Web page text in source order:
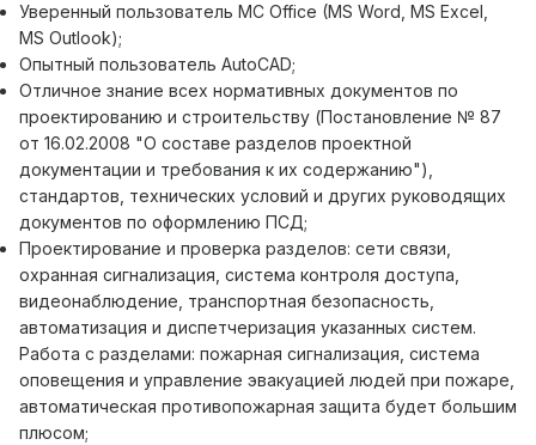
Уверенный пользователь MC Office (MS Word, MS Excel,
MS Outlook);
Опытный пользователь AutoCAD;
Отличное знание всех нормативных документов по
проектированию и строительству (Постановление № 87
от 16.02.2008 "О составе разделов проектной
документации и требования к их содержанию"),
стандартов, технических условий и других руководящих
документов по оформлению ПСД;
Проектирование и проверка разделов: сети связи,
охранная сигнализация, система контроля доступа,
видеонаблюдение, транспортная безопасность,
автоматизация и диспетчеризация указанных систем.
Работа с разделами: пожарная сигнализация, система
оповещения и управление эвакуацией людей при пожаре,
автоматическая противопожарная защита будет большим
плюсом;